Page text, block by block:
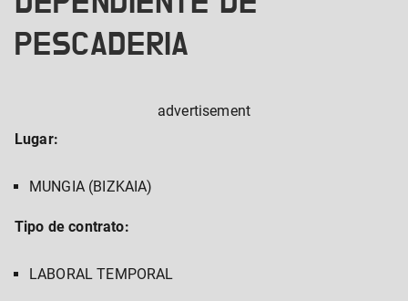
PESCADERIA
advertisement
Lugar:
MUNGIA (BIZKAIA)
Tipo de contrato:
LABORAL TEMPORAL